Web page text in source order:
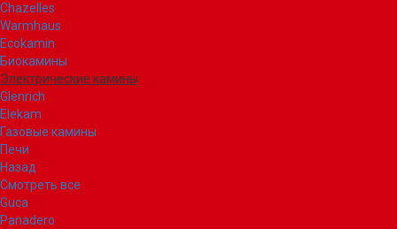
Chazelles
Warmhaus
Ecokamin
Биокамины
Электрические камины
Glenrich
Elekam
Газовые камины
Печи
Назад
Смотреть все
Guca
Panadero